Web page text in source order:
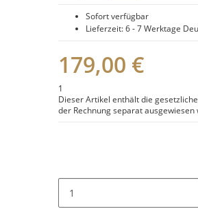
Sofort verfügbar
Lieferzeit:6 - 7 Werktage
179,00 €
1
Dieser Artikel enthält die
der Rechnung separat ausgewiesen